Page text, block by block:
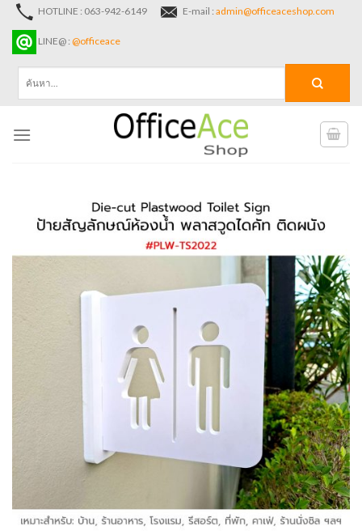
Skip
content
HOTLINE : 063-942-6149 E-mail : admin@officeaceshop.com
LINE@ : @officeace